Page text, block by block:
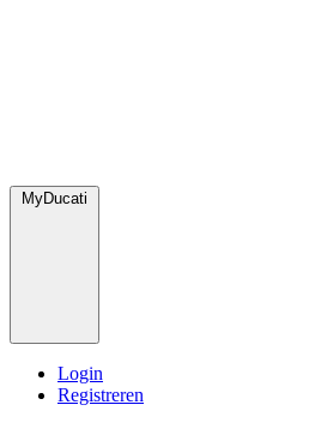
MyDucati
Login
Registreren